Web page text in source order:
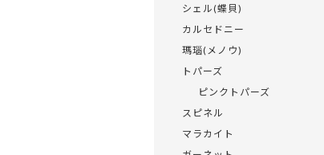
シェル(蝶貝)
カルセドニー
瑪瑙(メノウ)
トパーズ
ピンクトパーズ
スピネル
マラカイト